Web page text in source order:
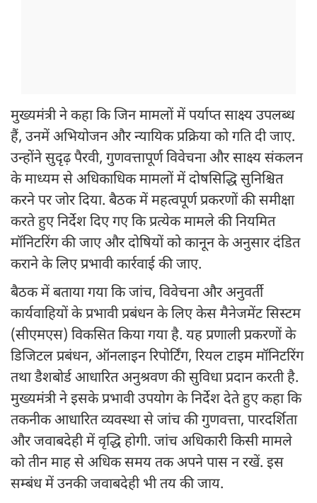
मुख्यमंत्री ने कहा कि जिन मामलों में पर्याप्त साक्ष्य उपलब्ध
हैं, उनमें अभियोजन और न्यायिक प्रक्रिया को गति दी जाए.
उन्होंने सुदृढ़ पैरवी, गुणवत्तापूर्ण विवेचना और साक्ष्य संकलन
के माध्यम से अधिकाधिक मामलों में दोषसिद्धि सुनिश्चित
करने पर जोर दिया. बैठक में महत्वपूर्ण प्रकरणों की समीक्षा
करते हुए निर्देश दिए गए कि प्रत्येक मामले की नियमित
मॉनिटरिंग की जाए और दोषियों को कानून के अनुसार दंडित
कराने के लिए प्रभावी कार्रवाई की जाए.
बैठक में बताया गया कि जांच, विवेचना और अनुवर्ती
कार्यवाहियों के प्रभावी प्रबंधन के लिए केस मैनेजमेंट सिस्टम
(सीएमएस) विकसित किया गया है. यह प्रणाली प्रकरणों के
डिजिटल प्रबंधन, ऑनलाइन रिपोर्टिंग, रियल टाइम मॉनिटरिंग
तथा डैशबोर्ड आधारित अनुश्रवण की सुविधा प्रदान करती है.
मुख्यमंत्री ने इसके प्रभावी उपयोग के निर्देश देते हुए कहा कि
तकनीक आधारित व्यवस्था से जांच की गुणवत्ता, पारदर्शिता
और जवाबदेही में वृद्धि होगी. जांच अधिकारी किसी मामले
को तीन माह से अधिक समय तक अपने पास न रखें. इस
सम्बंध में उनकी जवाबदेही भी तय की जाय.